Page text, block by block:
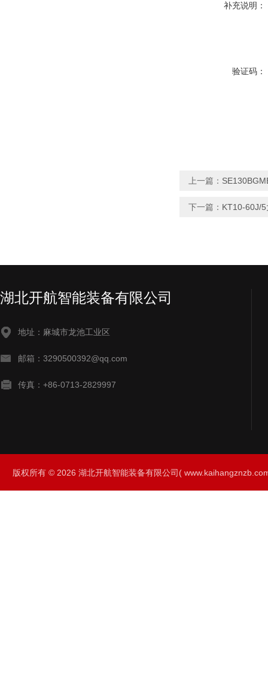
补充说明：
验证码：
上一篇：
下一篇： KT10-60J/
湖北开航智能装备有限公司
地址：麻城市龙池工业区
邮箱：3290500392@qq.com
传真：+86-0713-2829997
版权所有 © 2026 湖北开航智能装备有限公司(